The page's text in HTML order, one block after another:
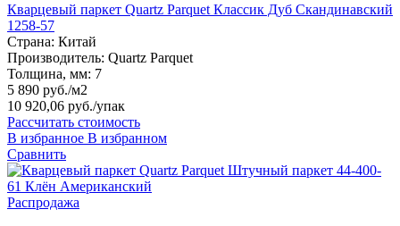
Кварцевый паркет Quartz Parquet Классик Дуб Скандинавский
1258-57
Страна: Китай
Производитель: Quartz Parquet
Толщина, мм: 7
5 890 руб./м2
10 920,06 руб./упак
Рассчитать стоимость
В избранное В избранном
Сравнить
Распродажа